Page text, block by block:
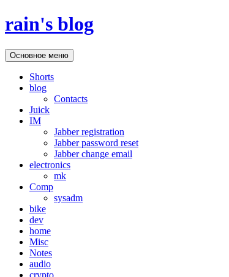
Перейти
к
rain's blog
Поиск
Основное меню
Shorts
blog
Contacts
Juick
IM
Jabber registration
Jabber password reset
Jabber change email
electronics
mk
Comp
sysadm
bike
dev
home
Misc
Notes
audio
crypto